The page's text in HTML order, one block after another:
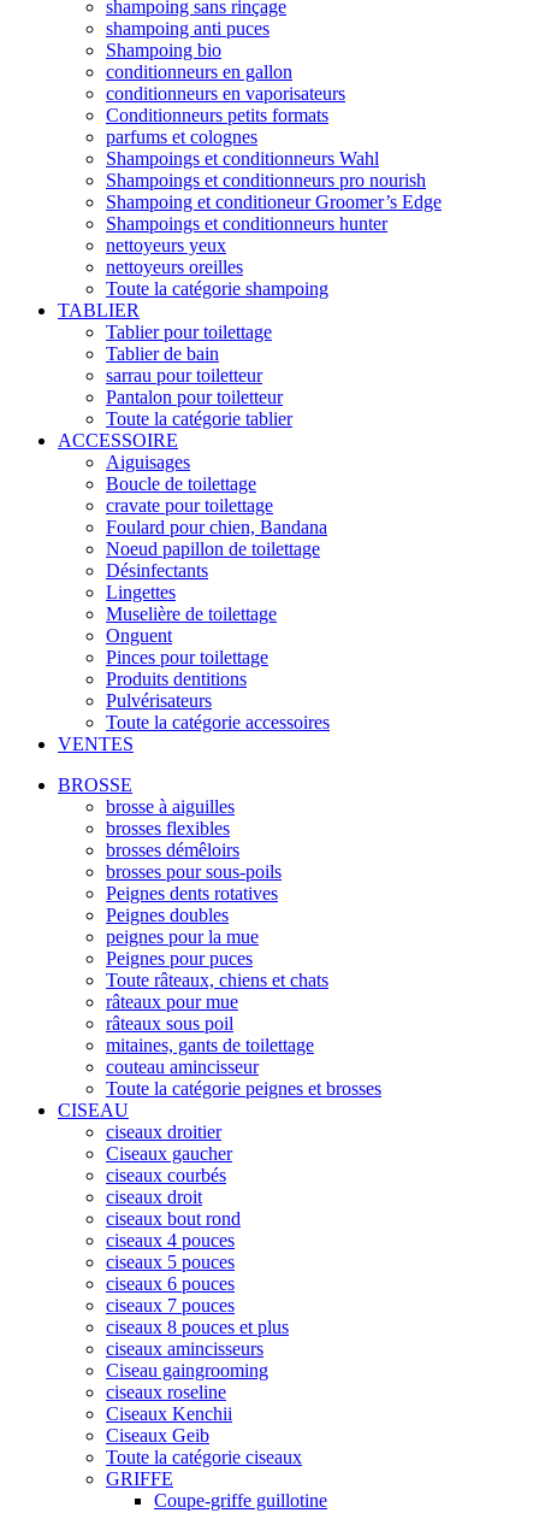
shampoing sans rinçage
shampoing anti puces
Shampoing bio
conditionneurs en gallon
conditionneurs en vaporisateurs
Conditionneurs petits formats
parfums et colognes
Shampoings et conditionneurs Wahl
Shampoings et conditionneurs pro nourish
Shampoing et conditioneur Groomer’s Edge
Shampoings et conditionneurs hunter
nettoyeurs yeux
nettoyeurs oreilles
Toute la catégorie shampoing
TABLIER
Tablier pour toilettage
Tablier de bain
sarrau pour toiletteur
Pantalon pour toiletteur
Toute la catégorie tablier
ACCESSOIRE
Aiguisages
Boucle de toilettage
cravate pour toilettage
Foulard pour chien, Bandana
Noeud papillon de toilettage
Désinfectants
Lingettes
Muselière de toilettage
Onguent
Pinces pour toilettage
Produits dentitions
Pulvérisateurs
Toute la catégorie accessoires
VENTES
BROSSE
brosse à aiguilles
brosses flexibles
brosses démêloirs
brosses pour sous-poils
Peignes dents rotatives
Peignes doubles
peignes pour la mue
Peignes pour puces
Toute râteaux, chiens et chats
râteaux pour mue
râteaux sous poil
mitaines, gants de toilettage
couteau amincisseur
Toute la catégorie peignes et brosses
CISEAU
ciseaux droitier
Ciseaux gaucher
ciseaux courbés
ciseaux droit
ciseaux bout rond
ciseaux 4 pouces
ciseaux 5 pouces
ciseaux 6 pouces
ciseaux 7 pouces
ciseaux 8 pouces et plus
ciseaux amincisseurs
Ciseau gaingrooming
ciseaux roseline
Ciseaux Kenchii
Ciseaux Geib
Toute la catégorie ciseaux
GRIFFE
Coupe-griffe guillotine